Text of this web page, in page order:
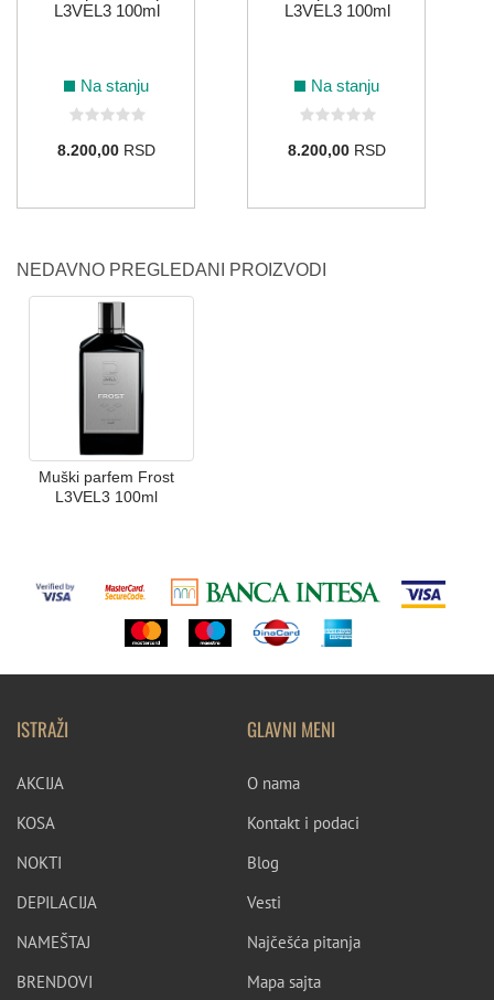
L3VEL3 100ml
Na stanju
8.200,00RSD
L3VEL3 100ml
Na stanju
8.200,00RSD
NEDAVNO PREGLEDANI PROIZVODI
Muški parfem Frost
L3VEL3 100ml
ISTRAŽI
AKCIJA
KOSA
NOKTI
DEPILACIJA
NAMEŠTAJ
BRENDOVI
GLAVNI MENI
O nama
Kontakt i podaci
Blog
Vesti
Najčešća pitanja
Mapa sajta